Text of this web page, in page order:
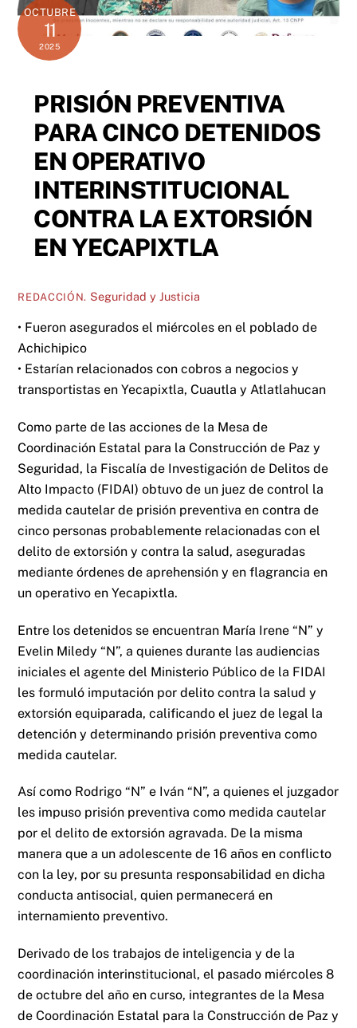
OCTUBRE
11
2025
PRISIÓN PREVENTIVA
PARA CINCO DETENIDOS
EN OPERATIVO
INTERINSTITUCIONAL
CONTRA LA EXTORSIÓN
EN YECAPIXTLA
REDACCIÓN. Seguridad y Justicia
• Fueron asegurados el miércoles en el poblado de
Achichipico
• Estarían relacionados con cobros a negocios y
transportistas en Yecapixtla, Cuautla y Atlatlahucan
Como parte de las acciones de la Mesa de
Coordinación Estatal para la Construcción de Paz y
Seguridad, la Fiscalía de Investigación de Delitos de
Alto Impacto (FIDAI) obtuvo de un juez de control la
medida cautelar de prisión preventiva en contra de
cinco personas probablemente relacionadas con el
delito de extorsión y contra la salud, aseguradas
mediante órdenes de aprehensión y en flagrancia en
un operativo en Yecapixtla.
Entre los detenidos se encuentran María Irene “N” y
Evelin Miledy “N”, a quienes durante las audiencias
iniciales el agente del Ministerio Público de la FIDAI
les formuló imputación por delito contra la salud y
extorsión equiparada, calificando el juez de legal la
detención y determinando prisión preventiva como
medida cautelar.
Así como Rodrigo “N” e Iván “N”, a quienes el juzgador
les impuso prisión preventiva como medida cautelar
por el delito de extorsión agravada. De la misma
manera que a un adolescente de 16 años en conflicto
con la ley, por su presunta responsabilidad en dicha
conducta antisocial, quien permanecerá en
internamiento preventivo.
Derivado de los trabajos de inteligencia y de la
coordinación interinstitucional, el pasado miércoles 8
de octubre del año en curso, integrantes de la Mesa
de Coordinación Estatal para la Construcción de Paz y